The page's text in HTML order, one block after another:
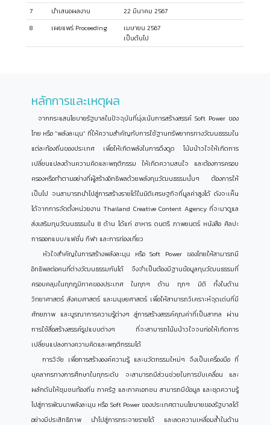
7 นำเสนอผลงาน
22 มีนาคม 2567
8
เผยแพร่ Proceeding
เมษายน 2567
เป็นต้นไป
หลักการและเหตุผล
จากกระแสนโยบายรัฐบาลในปัจจุบันที่มุ่งเน้นการสร้างสรรค์ Soft Power ของ
ไทย หรือ “พลังละมุน” ที่ให้ความสำคัญกับการใช้ฐานทรัพยากรทางวัฒนธรรมใน
แต่ละท้องถิ่นของประเทศ เพื่อให้เกิดพลังในการดึงดูด โน้มน้าวใจให้เกิดการ
เปลี่ยนแปลงด้านความคิดและพฤติกรรม ให้เกิดความสนใจ และต้องการครอบ
ครองหรือทำตามอย่างที่ผู้สร้างอิทธิพลด้วยพลังทุนวัฒนธรรมนั้นๆ ต้องการให้
เป็นไป จนสามารถนำไปสู่การสร้างรายได้ในมิติเศรษฐกิจที่มูลค่าสูงได้ ดังจะเห็น
ได้จากการจัดตั้งหน่วยงาน Thailand Creative Content Agency ที่จะมาดูแล
ส่งเสริมทุนวัฒนธรรมใน 8 ด้าน ได้แก่ อาหาร ดนตรี ภาพยนตร์ หนังสือ ศิลปะ
การออกแบบ/แฟชั่น กีฬา และการท่องเที่ยว
หัวใจสำคัญในการสร้างพลังละมุน หรือ Soft Power ของไทยให้สามารถมี
อิทธิพลต่อคนที่ต่างวัฒนธรรมกันได้ จึงจำเป็นต้องมีฐานข้อมูลทุนวัฒนธรรมที่
ครอบคลุมในทุกภูมิภาคของประเทศ ในทุกๆ ด้าน ทุกๆ มิติ ทั้งในด้าน
วิทยาศาสตร์ สังคมศาสตร์ และมนุษยศาสตร์ เพื่อให้สามารถวิเคราะห์จุดเด่นที่มี
ศักยภาพ และบูรณาการความรู้ต่างๆ สู่การสร้างสรรค์คุณค่าที่เป็นสากล ผ่าน
การใช้สื่อสร้างสรรค์รูปแบบต่างๆ ที่จะสามารถโน้มน้าวใจจนก่อให้เกิดการ
เปลี่ยนแปลงทางความคิดและพฤติกรรมได้
การวิจัย เพื่อการสร้างองค์ความรู้ และนวัตกรรมใหม่ๆ จึงเป็นเครื่องมือ ที่
บุคลากรทางการศึกษาในทุกระดับ จะสามารถมีส่วนช่วยในการขับเคลื่อน และ
ผลักดันให้ชุมชนท้องถิ่น ภาครัฐ และภาคเอกชน สามารถมีข้อมูล และชุดความรู้
ไปสู่การพัฒนาพลังละมุน หรือ Soft Power ของประเทศตามนโยบายของรัฐบาลได้
อย่างมีประสิทธิภาพ นำไปสู่การกระจายรายได้ และลดความเหลื่อมล้ำในด้าน